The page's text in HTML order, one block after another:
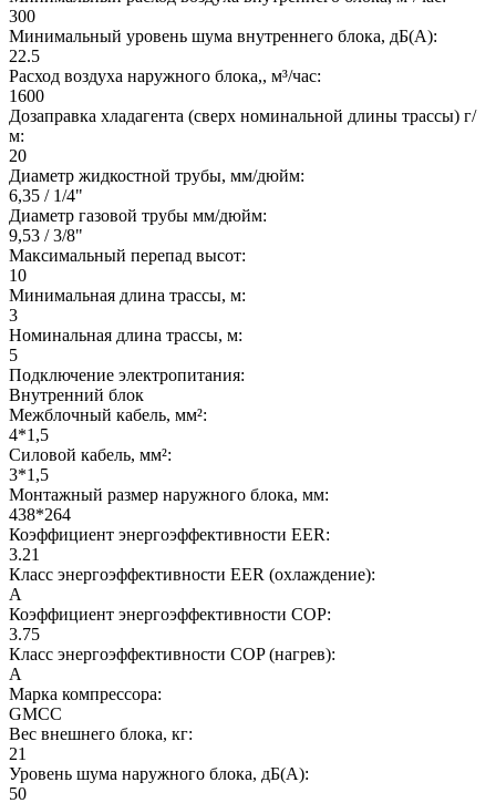
300
Минимальный уровень шума внутреннего блока, дБ(А):
22.5
Расход воздуха наружного блока,, м³/час:
1600
Дозаправка хладагента (сверх номинальной длины трассы) г/
м:
20
Диаметр жидкостной трубы, мм/дюйм:
6,35 / 1/4"
Диаметр газовой трубы мм/дюйм:
9,53 / 3/8"
Максимальный перепад высот:
10
Минимальная длина трассы, м:
3
Номинальная длина трассы, м:
5
Подключение электропитания:
Внутренний блок
Межблочный кабель, мм²:
4*1,5
Силовой кабель, мм²:
3*1,5
Монтажный размер наружного блока, мм:
438*264
Коэффициент энергоэффективности EER:
3.21
Класс энергоэффективности EER (охлаждение):
A
Коэффициент энергоэффективности COP:
3.75
Класс энергоэффективности COP (нагрев):
A
Марка компрессора:
GMCC
Вес внешнего блока, кг:
21
Уровень шума наружного блока, дБ(А):
50